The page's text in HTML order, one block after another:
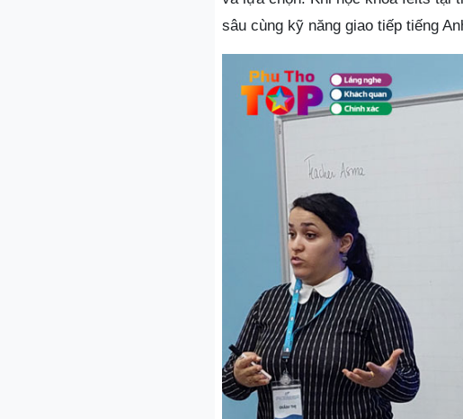
sâu cùng kỹ năng giao tiếp tiếng